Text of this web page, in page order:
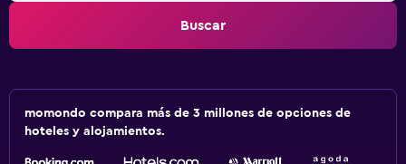
Buscar
momondo compara más de 3 millones de opciones de
hoteles y alojamientos.